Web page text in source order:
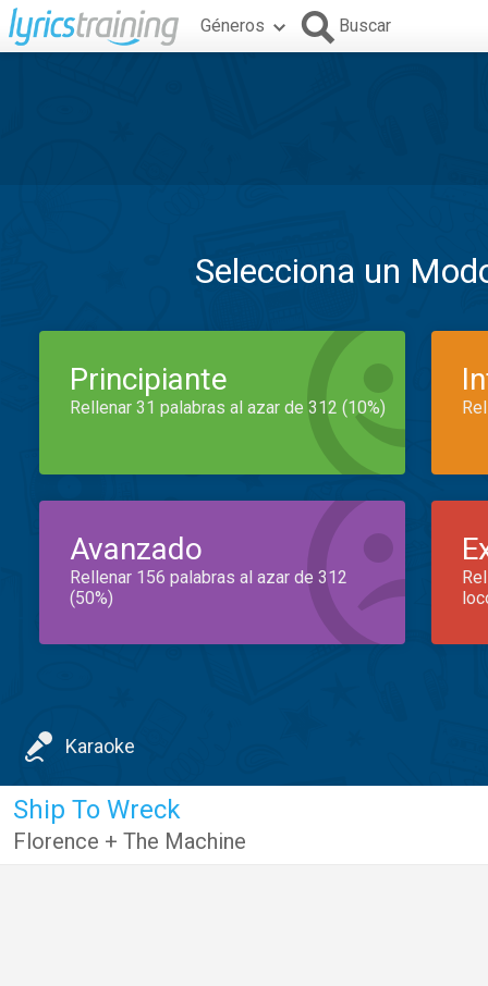
Géneros Buscar
Selecciona un
Principiante
Rellenar 31 palabras al azar de 312 (10%)
Avanzado
Rellenar 156 palabras al azar de 312
(50%)
Karaoke
Ship To Wreck
Florence + The Machine